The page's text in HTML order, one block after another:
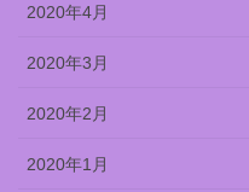
2020年4月
2020年3月
2020年2月
2020年1月